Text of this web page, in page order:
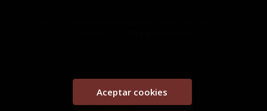
Aceptar cookies